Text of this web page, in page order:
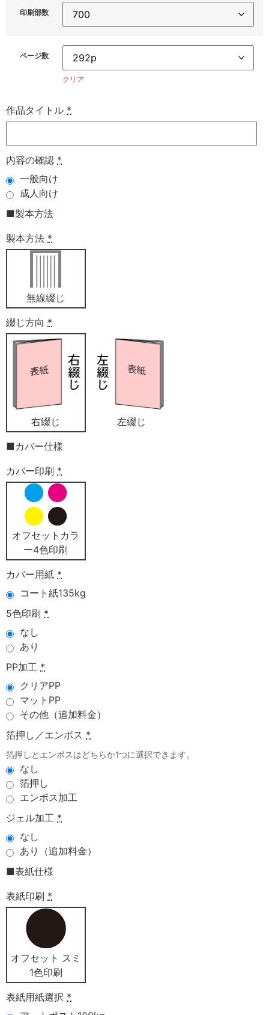
印刷部数
ページ数
クリア
作品タイトル *
内容の確認 *
一般向け
成人向け
■製本方法
製本方法 *
無線綴じ
綴じ方向 *
右綴じ 左綴じ
■カバー仕様
カバー印刷 *
オフセットカラ
ー4色印刷
カバー用紙 *
コート紙135kg
5色印刷 *
なし
あり
PP加工 *
クリアPP
マットPP
その他（追加料金）
箔押し／エンボス *
箔押しとエンボスはどちらか1つに選択できます。
なし
箔押し
エンボス加工
ジェル加工 *
なし
あり（追加料金）
■表紙仕様
表紙印刷 *
オフセット スミ
1色印刷
表紙用紙選択 *